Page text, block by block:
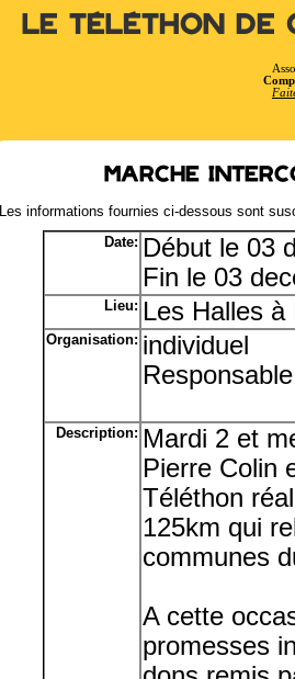
Le Téléthon de
Marche
Les informations fournies ci-dessous sont
Date: Début le 03
Fin le 03
Lieu: Les Halles à
Organisation: individuel
Description: Mardi 2 et
Pierre Colin
Téléthon
125km qui
communes
A cette
promesses